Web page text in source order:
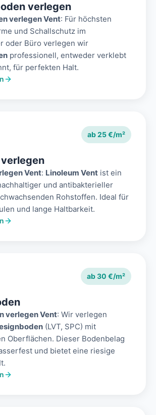
verlegen
verlegen Vent: Für höchsten
und Schallschutz im
oder Büro verlegen wir
professionell, entweder verklebt
für perfekten Halt.
ab 25 €/m²
Vent: Linoleum Vent ist ein
und antibakterieller
Rohstoffen. Ideal für
und lange Haltbarkeit.
ab 30 €/m²
verlegen Vent: Wir verlegen
(LVT, SPC) mit
Oberflächen. Dieser Bodenbelag
und bietet eine riesige